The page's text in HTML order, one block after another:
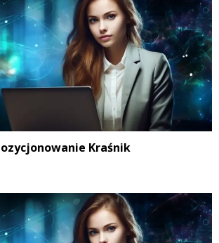
Kraśnik